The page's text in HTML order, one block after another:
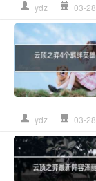
ydz 03-28
ydz 03-28